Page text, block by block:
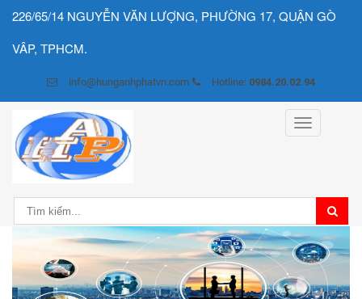
226/65/14 NGUYỄN VĂN LƯỢNG, PHƯỜNG 17, QUẬN GÒ
VÂP, TPHCM.
info@hunganhphatvn.com Hotline: 0984.20.02.94
Toggle
navigation